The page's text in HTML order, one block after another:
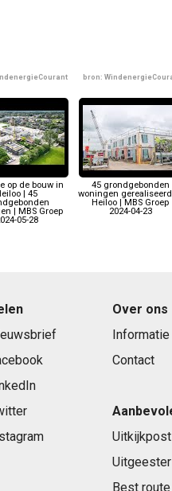
bron:
op de bouw in
| 45
| MBS Groep
05-28
45 grondgebonden
woningen
Heiloo | MBS Groep
2024-04-23
Over ons
Informatie
Contact
Uitkijkpost
Uitgeester
Best